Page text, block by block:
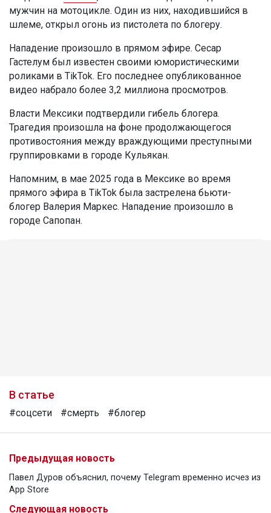
мужчин на мотоцикле. Один из них, находившийся в
шлеме, открыл огонь из пистолета по блогеру.
Нападение произошло в прямом эфире. Сесар
Гастелум был известен своими юмористическими
роликами в TikTok. Его последнее опубликованное
видео набрало более 3,2 миллиона просмотров.
Власти Мексики подтвердили гибель блогера.
Трагедия произошла на фоне продолжающегося
противостояния между враждующими преступными
группировками в городе Кульякан.
Напомним, в мае 2025 года в Мексике во время
прямого эфира в TikTok была застрелена бьюти-
блогер Валерия Маркес. Нападение произошло в
городе Сапопан.
В статье
#соцсети #смерть #блогер
Предыдущая новость
Павел Дуров объяснил, почему Telegram временно исчез из
App Store
Следующая новость